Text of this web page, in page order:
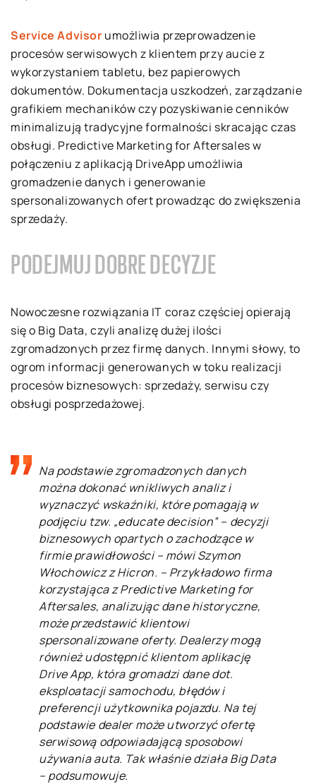
Service Advisor umożliwia przeprowadzenie
procesów serwisowych z klientem przy aucie z
wykorzystaniem tabletu, bez papierowych
dokumentów. Dokumentacja uszkodzeń, zarządzanie
grafikiem mechaników czy pozyskiwanie cenników
minimalizują tradycyjne formalności skracając czas
obsługi. Predictive Marketing for Aftersales w
połączeniu z aplikacją DriveApp umożliwia
gromadzenie danych i generowanie
spersonalizowanych ofert prowadząc do zwiększenia
sprzedaży.
PODEJMUJ DOBRE DECYZJE
Nowoczesne rozwiązania IT coraz częściej opierają
się o Big Data, czyli analizę dużej ilości
zgromadzonych przez firmę danych. Innymi słowy, to
ogrom informacji generowanych w toku realizacji
procesów biznesowych: sprzedaży, serwisu czy
obsługi posprzedażowej.
Na podstawie zgromadzonych danych
można dokonać wnikliwych analiz i
wyznaczyć wskaźniki, które pomagają w
podjęciu tzw. „educate decision” – decyzji
biznesowych opartych o zachodzące w
firmie prawidłowości – mówi Szymon
Włochowicz z Hicron. – Przykładowo firma
korzystająca z Predictive Marketing for
Aftersales, analizując dane historyczne,
może przedstawić klientowi
spersonalizowane oferty. Dealerzy mogą
również udostępnić klientom aplikację
Drive App, która gromadzi dane dot.
eksploatacji samochodu, błędów i
preferencji użytkownika pojazdu. Na tej
podstawie dealer może utworzyć ofertę
serwisową odpowiadającą sposobowi
używania auta. Tak właśnie działa Big Data
– podsumowuje.